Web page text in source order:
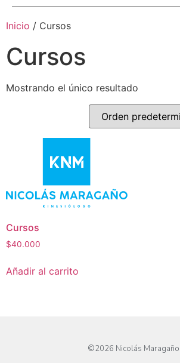
Inicio / Cursos
Cursos
Mostrando el único resultado
Cursos
$40.000
Añadir al carrito
©2026 Nicolás Maragaño